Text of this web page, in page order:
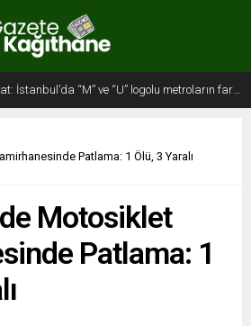
Patlama: 1 Ölü, 3 Yaralı
Motosiklet
Patlama: 1